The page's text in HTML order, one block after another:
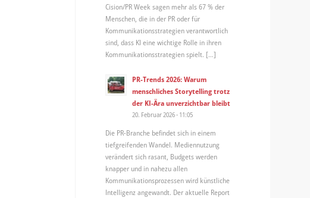
Cision/PR Week sagen mehr als 67 % der
Menschen, die in der PR oder für
Kommunikationsstrategien verantwortlich
sind, dass KI eine wichtige Rolle in ihren
Kommunikationsstrategien spielt. […]
PR-Trends 2026: Warum
menschliches Storytelling trotz
der KI-Ära unverzichtbar bleibt
20. Februar 2026 - 11:05
Die PR-Branche befindet sich in einem
tiefgreifenden Wandel. Mediennutzung
verändert sich rasant, Budgets werden
knapper und in nahezu allen
Kommunikationsprozessen wird künstliche
Intelligenz angewandt. Der aktuelle Report